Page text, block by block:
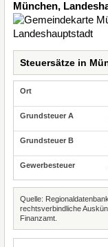
München,
Steuersätze in
Quelle:
rechtsverbindliche
Finanzamt.